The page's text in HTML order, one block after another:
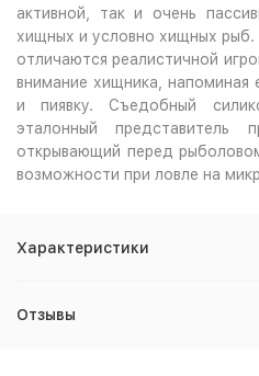
активной, так и очень
хищных и условно хищных
отличаются реалистичной
внимание хищника, напоминая
и пиявку. Съедобный
эталонный представитель
открывающий перед
возможности при ловле на
Характеристики
Отзывы